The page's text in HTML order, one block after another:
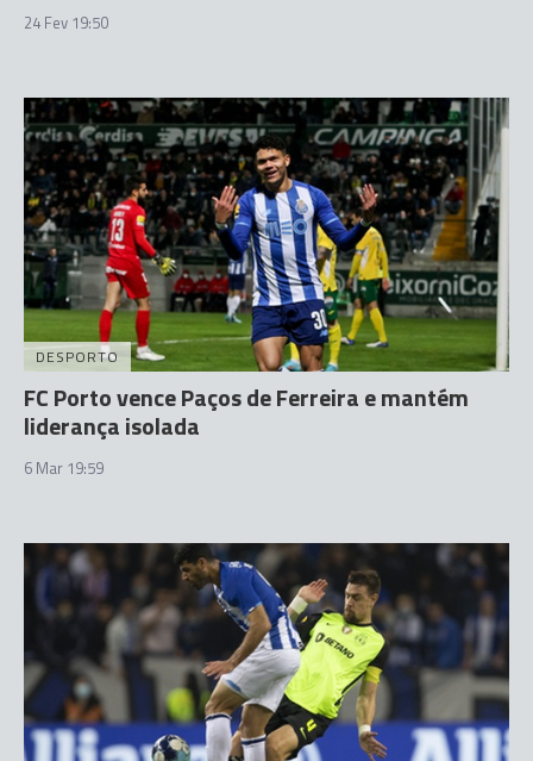
24 Fev 19:50
DESPORTO
FC Porto vence Paços de Ferreira e mantém
liderança isolada
6 Mar 19:59